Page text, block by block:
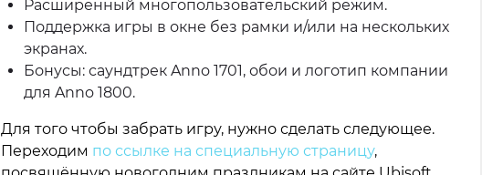
Расширенный многопользовательский режим.
Поддержка игры в окне без рамки и/или на нескольких
экранах.
Бонусы: саундтрек Anno 1701, обои и логотип компании
для Anno 1800.
Для того чтобы забрать игру, нужно сделать следующее.
Переходим по ссылке на специальную страницу,